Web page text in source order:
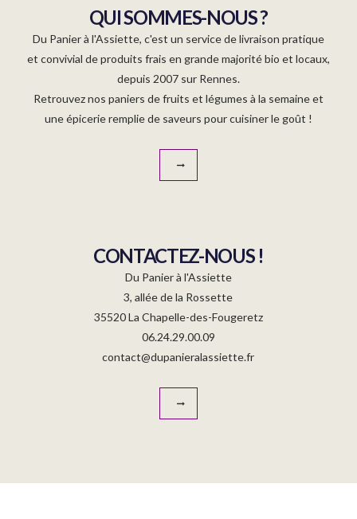
QUI SOMMES-NOUS ?
Du Panier à l'Assiette, c'est un service de livraison pratique
et convivial de produits frais en grande majorité bio et locaux,
depuis 2007 sur Rennes.
Retrouvez nos paniers de fruits et légumes à la semaine et
une épicerie remplie de saveurs pour cuisiner le goût !
CONTACTEZ-NOUS !
Du Panier à l'Assiette
3, allée de la Rossette
35520 La Chapelle-des-Fougeretz
06.24.29.00.09
contact@dupanieralassiette.fr